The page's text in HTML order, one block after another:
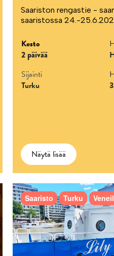
Saariston rengastie -
saaristossa 24.-
Kesto
2 päivää
Sijainti
Turku
Näytä lisää
Saaristo Turku